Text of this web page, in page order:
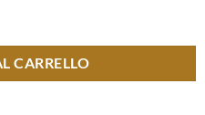
CARRELLO